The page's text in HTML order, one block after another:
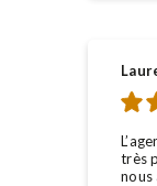
très
nous